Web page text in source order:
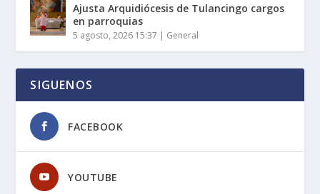
Ajusta Arquidiócesis de Tulancingo cargos
en parroquias
5 agosto, 2026 15:37 | General
SIGUENOS
FACEBOOK
YOUTUBE